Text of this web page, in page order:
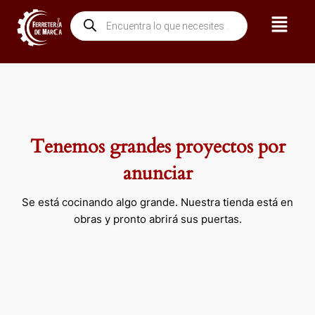
contenido
Búsqueda
de
productos
Menú
Tenemos grandes proyectos por
anunciar
Se está cocinando algo grande. Nuestra tienda está en
obras y pronto abrirá sus puertas.